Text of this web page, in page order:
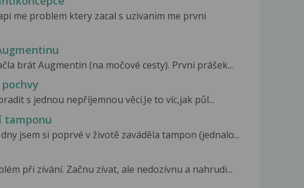
me problem ktery zacal s uzivanim me prvni
brát Augmentin (na močové cesty). První prášek...
s jednou nepříjemnou věcí.Je to víc,jak půl...
tamponu
jsem si poprvé v životě zaváděla tampon (jednalo...
při zívání. Začnu zívat, ale nedozívnu a nahrudi...